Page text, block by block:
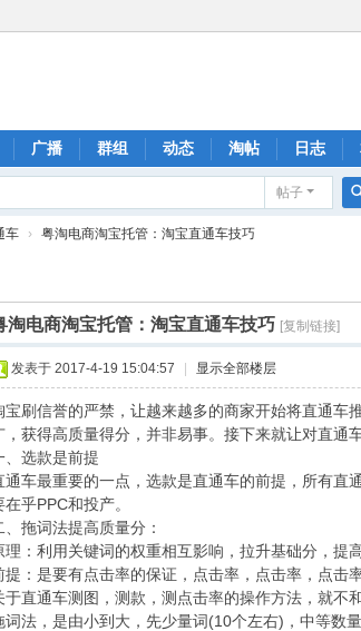
广播 群组 动态 淘帖 日志
帖子
车 › 粤淘电商淘宝托管：淘宝直通车技巧
淘电商淘宝托管：淘宝直通车技巧 [复制链接]
发表于 2017-4-19 15:04:57 显示全部楼层
宝刷信誉的严禁，让越来越多的商家开始将直通车
，获得高质量得分，并非易事。接下来就让对直通
、选款是前提
通车最重要的一点，选款是直通车的前提，所有直
在乎PPC和投产。
、拖词法提高质量分：
理：利用关键词的权重相互影响，拉升基础分，提高
提：是要有点击率的保证，点击率，点击率，点击
于直通车测图，测款，测点击率的操作方法，就不
词法，是由小到大，先少量词(10个左右)，中等数